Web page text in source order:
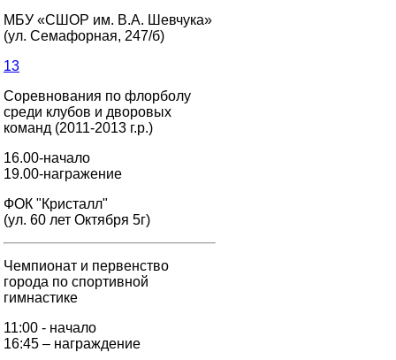
МБУ «СШОР им. В.А. Шевчука»
(ул. Семафорная, 247/б)
13
Соревнования по флорболу
среди клубов и дворовых
команд (2011-2013 г.р.)
16.00-начало
19.00-награжение
ФОК "Кристалл"
(ул. 60 лет Октября 5г)
Чемпионат и первенство
города по спортивной
гимнастике
11:00 - начало
16:45 – награждение